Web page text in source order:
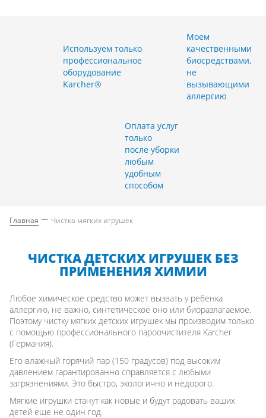
Используем только
профессиональное
оборудование
Karcher®
Моем
качественными
биосредствами,
не
вызывающими
аллергию
Оплата услуг
только
после уборки
любым
удобным
способом
Главная — Чистка мягких игрушек
ЧИСТКА ДЕТСКИХ ИГРУШЕК БЕЗ
ПРИМЕНЕНИЯ ХИМИИ
Любое химическое средство может вызвать у ребенка
аллергию, не важно, синтетическое оно или биоразлагаемое.
Поэтому чистку мягких детских игрушек мы производим только
с помощью профессионального пароочистителя Karcher
(Германия).
Его влажный горячий пар (150 градусов) под высоким
давлением гарантированно справляется с любыми
загрязнениями. Это быстро, экологично и недорого.
Мягкие игрушки станут как новые и будут радовать ваших
детей еще не один год.